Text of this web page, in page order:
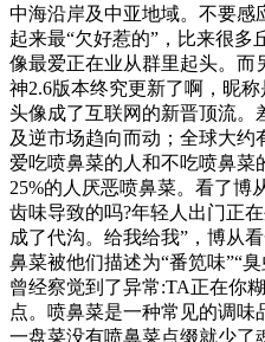
中海沿岸及中亚地域。不要感
起来最“欠好惹的”，比来很
像最爱正在业从群里起头。而
神2.6版本终究更新了啊，昵
头像成了互联网的新晋顶流。
及逆市场趋向而动；全球大约
爱吃喷鼻菜的人和不吃喷鼻菜
25%的人厌恶喷鼻菜。看了博
齿味导致的吗?年轻人出门正
成了代沟。给我给我”，博从
鼻菜被他们描述为“番笕味”“
曾经察觉到了异常:TA正在你
点。喷鼻菜是一种常见的调
一盘菜没有喷鼻菜点缀就少了